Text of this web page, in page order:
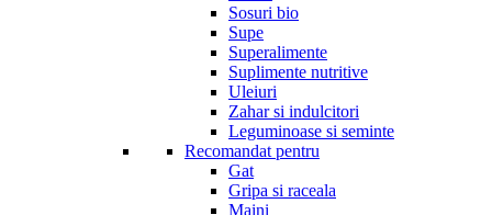
Sosuri bio
Supe
Superalimente
Suplimente nutritive
Uleiuri
Zahar si indulcitori
Leguminoase si seminte
Recomandat pentru
Gat
Gripa si raceala
Maini